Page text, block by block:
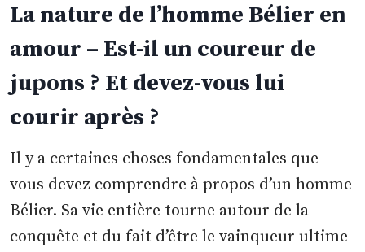
La nature de l’homme Bélier en
amour – Est-il un coureur de
jupons ? Et devez-vous lui
courir après ?
Il y a certaines choses fondamentales que
vous devez comprendre à propos d’un homme
Bélier. Sa vie entière tourne autour de la
conquête et du fait d’être le vainqueur ultime